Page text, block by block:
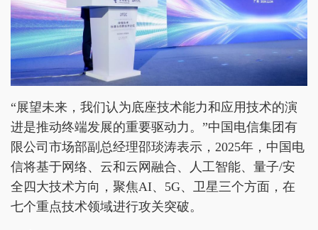
“展望未来，我们认为底座技术能力和应用技术的演
进是推动终端发展的重要驱动力。”中国电信集团有
限公司市场部副总经理邵琰涛表示，2025年，中国电
信将基于网络、云和云网融合、人工智能、量子/安
全四大技术方向，聚焦AI、5G、卫星三个方面，在
七个重点技术领域进行攻关突破。